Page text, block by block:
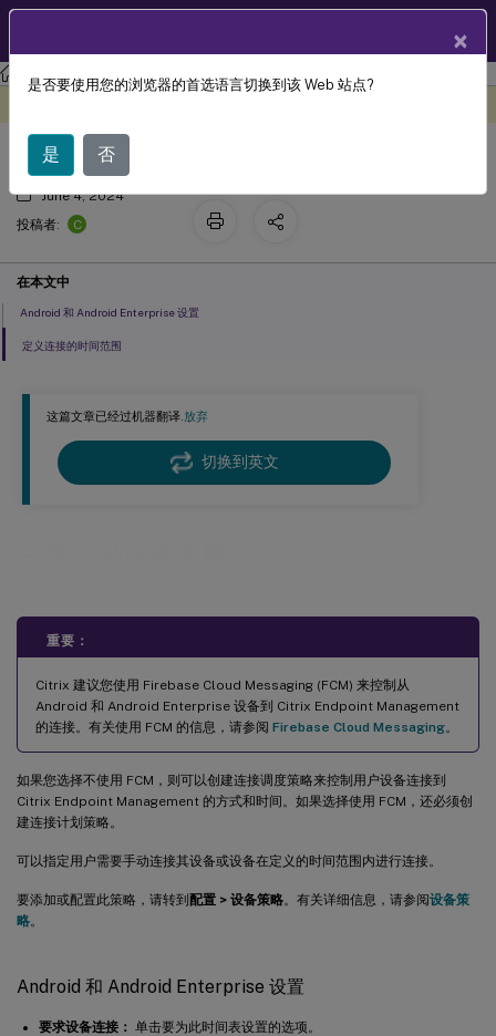
Citrix Endpoint Management
这篇文章已经过机器翻译.放弃
切换到英文
重要：
Citrix 建议您使用 Firebase Cloud Messaging (FCM) 来控制从
Android 和 Android Enterprise 设备到 Citrix Endpoint Management
的连接。有关使用 FCM 的信息，请参阅 Firebase Cloud Messaging。
如果您选择不使用 FCM，则可以创建连接调度策略来控制用户设备连接到
Citrix Endpoint Management 的方式和时间。如果选择使用 FCM，还必须创
建连接计划策略。
可以指定用户需要手动连接其设备或设备在定义的时间范围内进行连接。
要添加或配置此策略，请转到配置 > 设备策略。有关详细信息，请参阅设备策
略。
Android 和 Android Enterprise 设置
要求设备连接： 单击要为此时间表设置的选项。
连接计划设备策略
June 4, 2024
投稿者:
C
在本文中
Android 和 Android Enterprise 设置
定义连接的时间范围
×
是否要使用您的浏览器的首选语言切换到该 Web 站点?
是 否